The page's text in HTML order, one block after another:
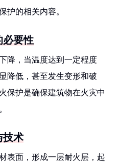
护的相关内容。
必要性
降，当温度达到一定程度
降低，甚至发生变形和破
保护是确保建筑物在火灾中
技术
表面，形成一层耐火层，起